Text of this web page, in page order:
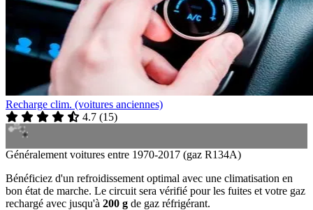
Recharge clim. (voitures anciennes)
4.7 (15)
Généralement voitures entre 1970-2017 (gaz R134A)
Bénéficiez d'un refroidissement optimal avec une climatisation en
bon état de marche. Le circuit sera vérifié pour les fuites et votre gaz
rechargé avec jusqu'à 200 g de gaz réfrigérant.